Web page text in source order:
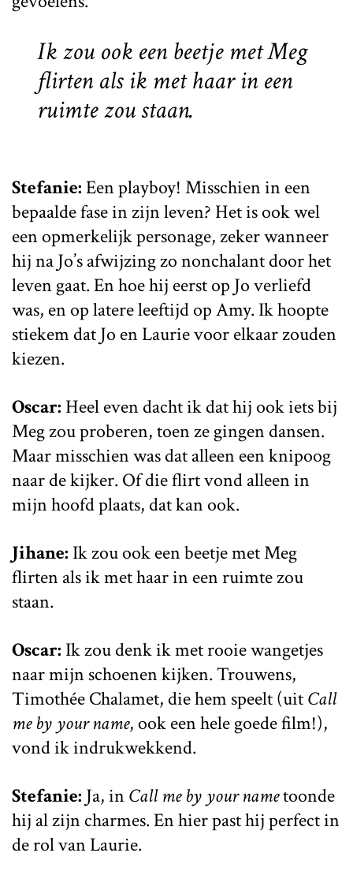
Ik zou ook een beetje met Meg
flirten als ik met haar in een
ruimte zou staan.
Stefanie:Een playboy! Misschien in een
bepaalde fase in zijn leven? Het is ook wel
een opmerkelijk personage, zeker wanneer
hij na Jo’s afwijzing zo nonchalant door het
leven gaat. En hoe hij eerst op Jo verliefd
was, en op latere leeftijd op Amy. Ik hoopte
stiekem dat Jo en Laurie voor elkaar zouden
kiezen.
Oscar: Heel even dacht ik dat hij ook iets bij
Meg zou proberen, toen ze gingen dansen.
Maar misschien was dat alleen een knipoog
naar de kijker. Of die flirt vond alleen in
mijn hoofd plaats, dat kan ook.
Jihane: Ik zou ook een beetje met Meg
flirten als ik met haar in een ruimte zou
staan.
Oscar: Ik zou denk ik met rooie wangetjes
naar mijn schoenen kijken. Trouwens,
Timothée Chalamet, die hem speelt (uitCall
me by your name, ook een hele goede film!),
vond ik indrukwekkend.
Stefanie: Ja, inCall me by your nametoonde
hij al zijn charmes. En hier past hij perfect in
de rol van Laurie.